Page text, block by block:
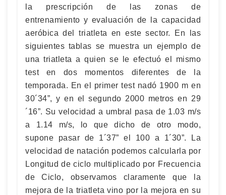
la prescripción de las zonas de
entrenamiento y evaluación de la capacidad
aeróbica del triatleta en este sector. En las
siguientes tablas se muestra un ejemplo de
una triatleta a quien se le efectuó el mismo
test en dos momentos diferentes de la
temporada. En el primer test nadó 1900 m en
30´34”, y en el segundo 2000 metros en 29
´16”. Su velocidad a umbral pasa de 1.03 m/s
a 1.14 m/s, lo que dicho de otro modo,
supone pasar de 1´37” el 100 a 1´30”. La
velocidad de natación podemos calcularla por
Longitud de ciclo multiplicado por Frecuencia
de Ciclo, observamos claramente que la
mejora de la triatleta vino por la mejora en su